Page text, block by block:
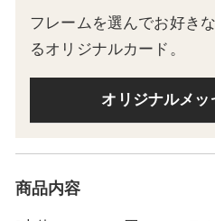
フレームを選んでお好き
るオリジナルカード。
オリジナルメッ
商品内容